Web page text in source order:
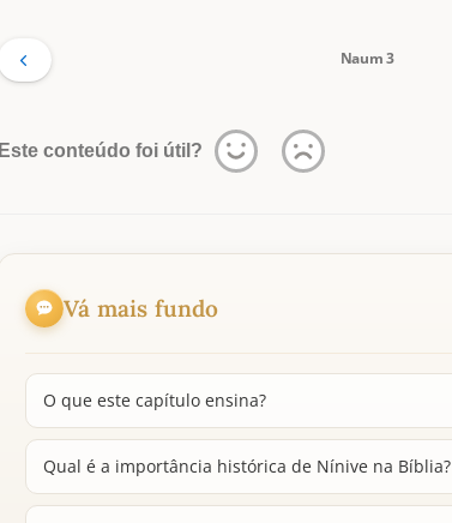
Naum 3
Este conteúdo foi útil?
Vá mais fundo
O que este capítulo ensina?
Qual é a importância histórica de Nínive na Bíblia?